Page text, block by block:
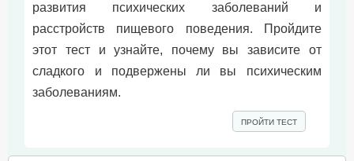
развития психических заболеваний и
расстройств пищевого поведения. Пройдите
этот тест и узнайте, почему вы зависите от
сладкого и подвержены ли вы психическим
заболеваниям.
ПРОЙТИ ТЕСТ